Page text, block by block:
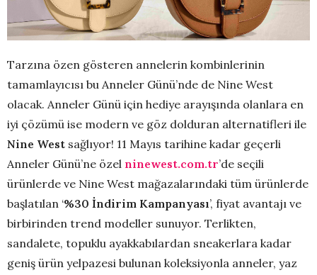
Tarzına özen gösteren annelerin kombinlerinin
tamamlayıcısı bu Anneler Günü’nde de Nine West
olacak. Anneler Günü için hediye arayışında olanlara en
iyi çözümü ise modern ve göz dolduran alternatifleri ile
Nine West sağlıyor! 11 Mayıs tarihine kadar geçerli
Anneler Günü’ne özel ninewest.com.tr’de seçili
ürünlerde ve Nine West mağazalarındaki tüm ürünlerde
başlatılan ‘%30 İndirim Kampanyası’, fiyat avantajı ve
birbirinden trend modeller sunuyor. Terlikten,
sandalete, topuklu ayakkabılardan sneakerlara kadar
geniş ürün yelpazesi bulunan koleksiyonla anneler, yaz